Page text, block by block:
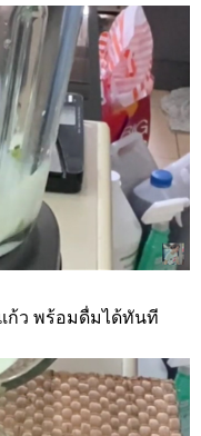
แก้ว พร้อมดื่มได้ทันที